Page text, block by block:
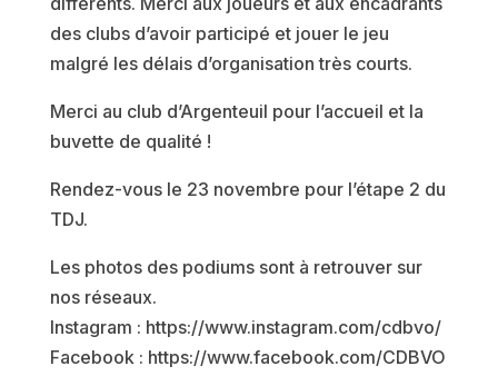
des clubs d’avoir participé et jouer le jeu
malgré les délais d’organisation très courts.
Merci au club d’Argenteuil pour l’accueil et la
buvette de qualité !
Rendez-vous le 23 novembre pour l’étape 2 du
TDJ.
Les photos des podiums sont à retrouver sur
nos réseaux.
Instagram : https://www.instagram.com/cdbvo/
Facebook : https://www.facebook.com/CDBVO